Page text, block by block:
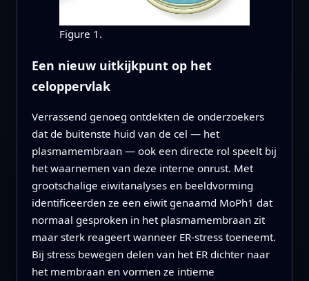
Figure 1.
Een nieuw uitkijkpunt op het
celoppervlak
Verrassend genoeg ontdekten de onderzoekers
dat de buitenste huid van de cel — het
plasmamembraan — ook een directe rol speelt bij
het waarnemen van deze interne onrust. Met
grootschalige eiwitanalyses en beeldvorming
identificeerden ze een eiwit genaamd MoPh1 dat
normaal gesproken in het plasmamembraan zit
maar sterk reageert wanneer ER-stress toeneemt.
Bij stress bewegen delen van het ER dichter naar
het membraan en vormen ze intieme